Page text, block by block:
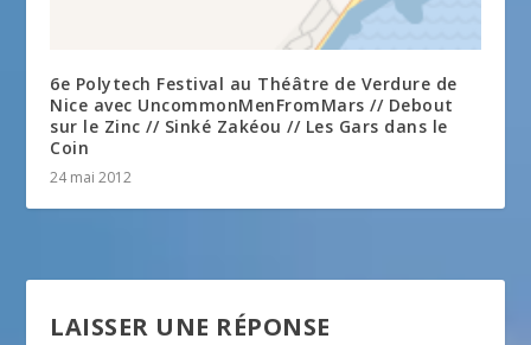
6e Polytech Festival au Théâtre de Verdure de
Nice avec UncommonMenFromMars // Debout
sur le Zinc // Sinké Zakéou // Les Gars dans le
Coin
24 mai 2012
LAISSER UNE RÉPONSE